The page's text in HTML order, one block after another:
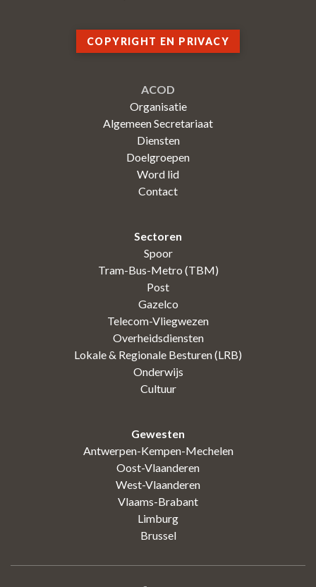
COPYRIGHT EN PRIVACY
ACOD
Organisatie
Algemeen Secretariaat
Diensten
Doelgroepen
Word lid
Contact
Sectoren
Spoor
Tram-Bus-Metro (TBM)
Post
Gazelco
Telecom-Vliegwezen
Overheidsdiensten
Lokale & Regionale Besturen (LRB)
Onderwijs
Cultuur
Gewesten
Antwerpen-Kempen-Mechelen
Oost-Vlaanderen
West-Vlaanderen
Vlaams-Brabant
Limburg
Brussel